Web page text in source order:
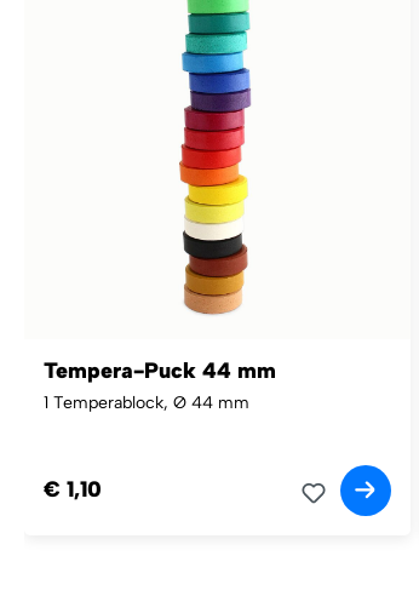
Tempera-Puck 44 mm
1 Temperablock, Ø 44 mm
€ 1,10